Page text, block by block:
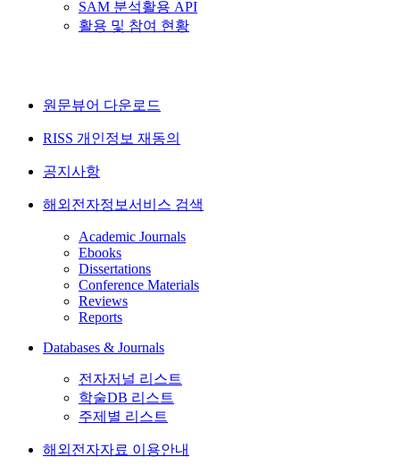
SAM 분석활용 API
활용 및 참여 현황
원문뷰어 다운로드
RISS 개인정보 재동의
공지사항
해외전자정보서비스 검색
Academic Journals
Ebooks
Dissertations
Conference Materials
Reviews
Reports
Databases & Journals
전자저널 리스트
학술DB 리스트
주제별 리스트
해외전자자료 이용안내